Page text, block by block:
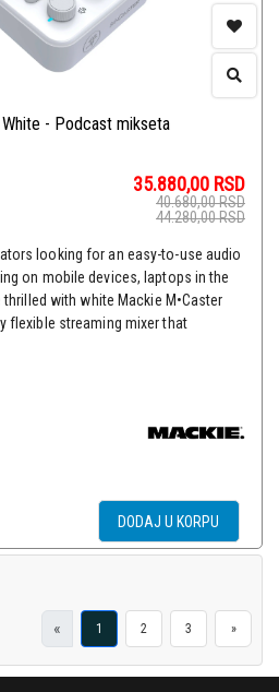
- Podcast mikseta
35.880,00 RSD
40.680,00RSD
44.280,00RSD
looking for an easy-to-use audio
on mobile devices, laptops in the
with white Mackie M•Caster
flexible streaming mixer that
DODAJ U KORPU
« 1 2 3 »